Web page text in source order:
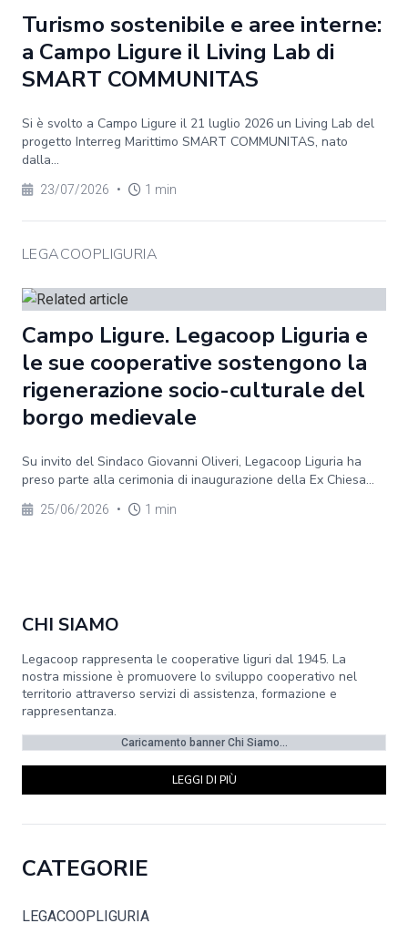
Turismo sostenibile e aree interne:
a Campo Ligure il Living Lab di
SMART COMMUNITAS
Si è svolto a Campo Ligure il 21 luglio 2026 un Living Lab del
progetto Interreg Marittimo SMART COMMUNITAS, nato
dalla...
23/07/2026 • 1 min
LEGACOOPLIGURIA
Campo Ligure. Legacoop Liguria e
le sue cooperative sostengono la
rigenerazione socio-culturale del
borgo medievale
Su invito del Sindaco Giovanni Oliveri, Legacoop Liguria ha
preso parte alla cerimonia di inaugurazione della Ex Chiesa...
25/06/2026 • 1 min
CHI SIAMO
Legacoop rappresenta le cooperative liguri dal 1945. La
nostra missione è promuovere lo sviluppo cooperativo nel
territorio attraverso servizi di assistenza, formazione e
rappresentanza.
Caricamento banner Chi Siamo...
LEGGI DI PIÙ
CATEGORIE
LEGACOOPLIGURIA